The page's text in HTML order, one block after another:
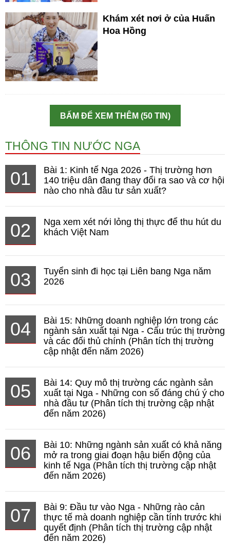
Khám xét nơi ở của Huấn
Hoa Hồng
BẤM ĐỂ XEM THÊM (50 TIN)
THÔNG TIN NƯỚC NGA
01
Bài 1: Kinh tế Nga 2026 - Thị trường hơn
140 triệu dân đang thay đổi ra sao và cơ hội
nào cho nhà đầu tư sản xuất?
02
Nga xem xét nới lỏng thị thực để thu hút du
khách Việt Nam
03
Tuyển sinh đi học tại Liên bang Nga năm
2026
04
Bài 15: Những doanh nghiệp lớn trong các
ngành sản xuất tại Nga - Cấu trúc thị trường
và các đối thủ chính (Phân tích thị trường
cập nhật đến năm 2026)
05
Bài 14: Quy mô thị trường các ngành sản
xuất tại Nga - Những con số đáng chú ý cho
nhà đầu tư (Phân tích thị trường cập nhật
đến năm 2026)
06
Bài 10: Những ngành sản xuất có khả năng
mở ra trong giai đoạn hậu biến động của
kinh tế Nga (Phân tích thị trường cập nhật
đến năm 2026)
07
Bài 9: Đầu tư vào Nga - Những rào cản
thực tế mà doanh nghiệp cần tính trước khi
quyết định (Phân tích thị trường cập nhật
đến năm 2026)